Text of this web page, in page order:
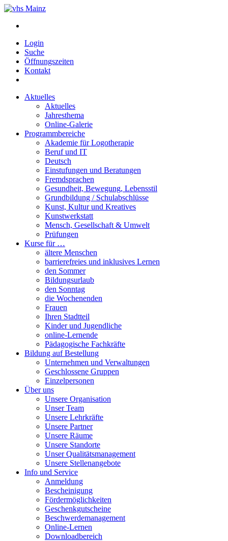
Login
Suche
Öffnungszeiten
Kontakt
Aktuelles
Aktuelles
Jahresthema
Online-Galerie
Programmbereiche
Akademie für Logotherapie
Beruf und IT
Deutsch
Einstufungen und Beratungen
Fremdsprachen
Gesundheit, Bewegung, Lebensstil
Grundbildung / Schulabschlüsse
Kunst, Kultur und Kreatives
Kunstwerkstatt
Mensch, Gesellschaft & Umwelt
Prüfungen
Kurse für …
ältere Menschen
barrierefreies und inklusives Lernen
den Sommer
Bildungsurlaub
den Sonntag
die Wochenenden
Frauen
Ihren Stadtteil
Kinder und Jugendliche
online-Lernende
Pädagogische Fachkräfte
Bildung auf Bestellung
Unternehmen und Verwaltungen
Geschlossene Gruppen
Einzelpersonen
Über uns
Unsere Organisation
Unser Team
Unsere Lehrkräfte
Unsere Partner
Unsere Räume
Unsere Standorte
Unser Qualitätsmanagement
Unsere Stellenangebote
Info und Service
Anmeldung
Bescheinigung
Fördermöglichkeiten
Geschenkgutscheine
Beschwerdemanagement
Online-Lernen
Downloadbereich